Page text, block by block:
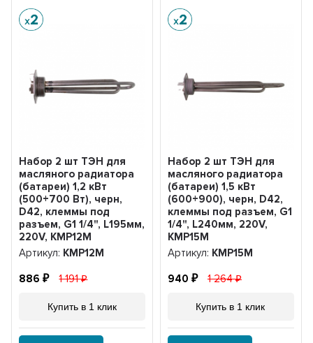
Набор 2 шт ТЭН для
масляного радиатора
(батареи) 1,2 кВт
(500+700 Вт), черн,
D42, клеммы под
разъем, G1 1/4", L195мм,
220V, KMР12М
Артикул: KMР12М
886 1 191
Купить в 1 клик
Набор 2 шт ТЭН для
масляного радиатора
(батареи) 1,5 кВт
(600+900), черн, D42,
клеммы под разъем, G1
1/4", L240мм, 220V,
KMР15М
Артикул: KMР15М
940 1 264
Купить в 1 клик